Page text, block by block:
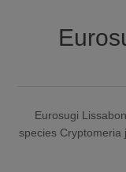
Eurosugi
species Cryptomeria